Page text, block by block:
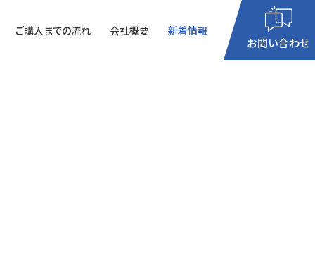
お問い合わせ
ご購入までの流れ 会社概要 新着情報